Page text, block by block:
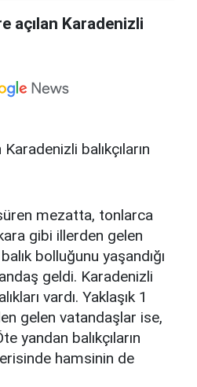
açılan Karadenizli
balıkçıların
süren mezatta, tonlarca
gibi illerden gelen
bolluğunu yaşandığı
geldi. Karadenizli
vardı. Yaklaşık 1
gelen vatandaşlar ise,
yandan balıkçıların
hamsinin de